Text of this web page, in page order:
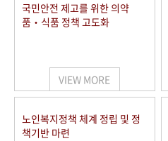
국민안전 제고를 위한 의약
품‧식품 정책 고도화
VIEW MORE
노인복지정책 체계 정립 및 정
책기반 마련